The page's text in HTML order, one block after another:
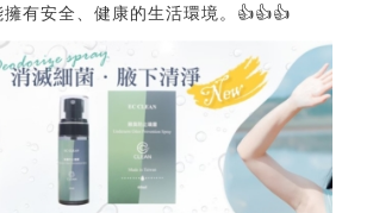
有安全、健康的生活環境。👍👍👍